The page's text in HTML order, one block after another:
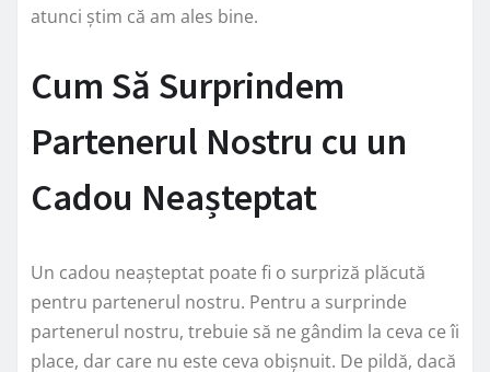
atunci știm că am ales bine.
Cum Să Surprindem
Partenerul Nostru cu un
Cadou Neașteptat
Un cadou neașteptat poate fi o surpriză plăcută
pentru partenerul nostru. Pentru a surprinde
partenerul nostru, trebuie să ne gândim la ceva ce îi
place, dar care nu este ceva obișnuit. De pildă, dacă